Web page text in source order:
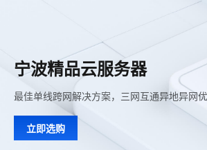
宁
最佳单线跨网解决方案，
宁
最佳单线跨网解决方案，
宁波精品云服务器
最佳单线跨网解决方案，三网互通异地异网
立即选购